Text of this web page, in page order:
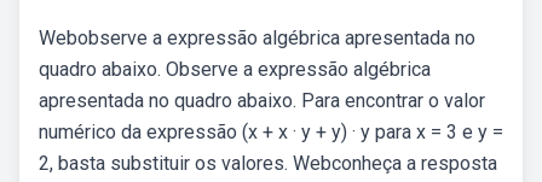
Webobserve a expressão algébrica apresentada no
quadro abaixo. Observe a expressão algébrica
apresentada no quadro abaixo. Para encontrar o valor
numérico da expressão (x + x · y + y) · y para x = 3 e y =
2, basta substituir os valores. Webconheça a resposta